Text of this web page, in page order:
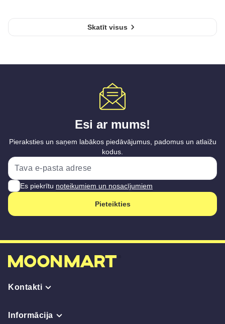
Skatīt visus
Esi ar mums!
Pieraksties un saņem labākos piedāvājumus, padomus un atlaižu
kodus.
Es piekrītu noteikumiem un nosacījumiem
Pieteikties
Kontakti
Informācija